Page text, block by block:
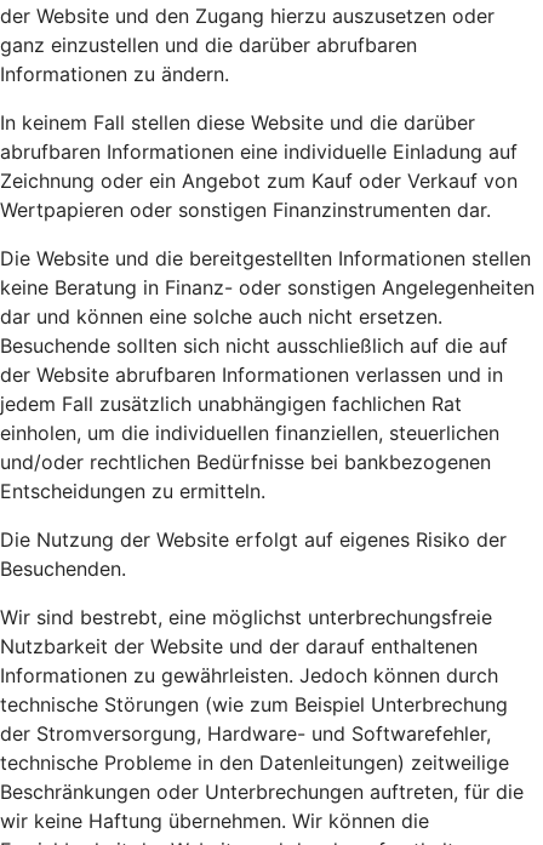
der Website und den Zugang hierzu auszusetzen oder
ganz einzustellen und die darüber abrufbaren
Informationen zu ändern.
In keinem Fall stellen diese Website und die darüber
abrufbaren Informationen eine individuelle Einladung auf
Zeichnung oder ein Angebot zum Kauf oder Verkauf von
Wertpapieren oder sonstigen Finanzinstrumenten dar.
Die Website und die bereitgestellten Informationen stellen
keine Beratung in Finanz- oder sonstigen Angelegenheiten
dar und können eine solche auch nicht ersetzen.
Besuchende sollten sich nicht ausschließlich auf die auf
der Website abrufbaren Informationen verlassen und in
jedem Fall zusätzlich unabhängigen fachlichen Rat
einholen, um die individuellen finanziellen, steuerlichen
und/oder rechtlichen Bedürfnisse bei bankbezogenen
Entscheidungen zu ermitteln.
Die Nutzung der Website erfolgt auf eigenes Risiko der
Besuchenden.
Wir sind bestrebt, eine möglichst unterbrechungsfreie
Nutzbarkeit der Website und der darauf enthaltenen
Informationen zu gewährleisten. Jedoch können durch
technische Störungen (wie zum Beispiel Unterbrechung
der Stromversorgung, Hardware- und Softwarefehler,
technische Probleme in den Datenleitungen) zeitweilige
Beschränkungen oder Unterbrechungen auftreten, für die
wir keine Haftung übernehmen. Wir können die